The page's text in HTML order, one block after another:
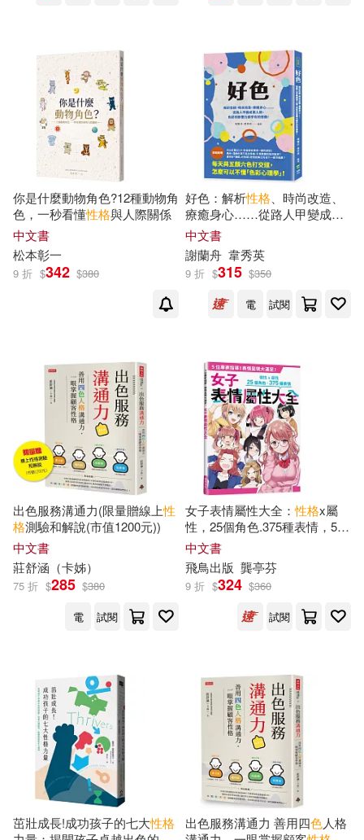
（德）格林兄弟(122)
本書編委會編寫(119)
吳春虎（主編）(113)
ENJOY美術創意編輯部(112)
h.m.p(110) 金城宗幸(106)
ノ村優介(103)
飛躍考試輔導中心(103)
メリノ(102) 孫寶文(102)
（美）戴爾·卡耐基(101)
ホットエンターテイメント(100)
醫師資格考試指導用書專家編寫組
DEEP’S(97)
張海（主編）(94)
世界圖書出版公司北京公司(827)
中國人民大學出版社(791)
中國農業出版社(783)
商務印書館(777) 青文(772)
中國電力出版社(727)
高等教育出版社(670)
TMEplus(659)
台灣角川(642)
中國社會科學出版社(639)
中國紡織出版社(613)
中國鐵道出版社(607)
浙江大學出版社(579)
人民交通出版社(548)
中國法制出版社(544)
其他 (可複選)
現在可購買商品(145718)
價格
範圍
你是什麼動物角色?12種動物角
色，一秒看懂性格與人際關係
中文書
松本彰一
9 折 $342 $380
好色：解析性格 、時尚改造、
療癒身心……從路人甲變成萬
人迷，色彩的影響力超乎你的
想像!
中文書
謝蘭舟 韋秀英
9 折 $315 $350
電
試閱
出色服務溝通力(限量贈線上性
格測驗和解說(市值1200元))
中文書
莊舒涵（卡姊）
75 折 $285 $380
電
試閱
女子表情屬性大全：性格x屬
性，25個角色.375種表情，5位
專家指導!表情呈現大滿足!
中文書
飛鳥出版 龔亭芬
9 折 $324 $360
試閱
茁壯成長!成功孩子的七大性格
出色服務溝通力 善用四色人格